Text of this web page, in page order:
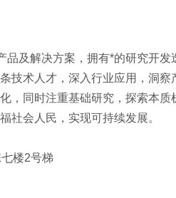
及解决方案，拥有*的研究开发
技术人才，深入行业应用，洞
，同时注重基础研究，探索本
社会人民，实现可持续发展。
楼2号梯